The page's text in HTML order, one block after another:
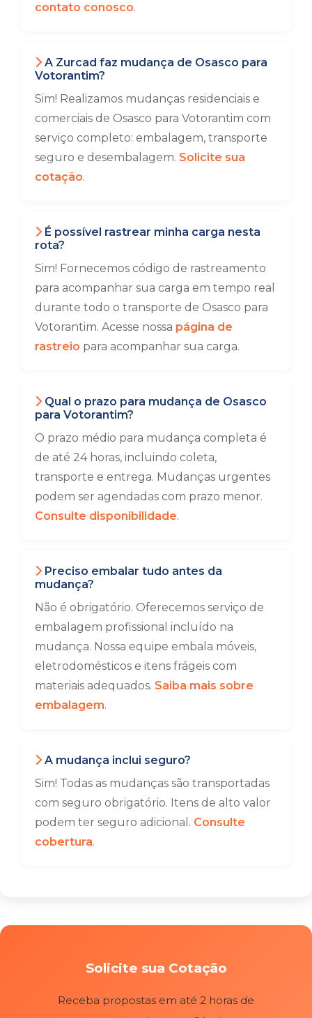
contato conosco.
A Zurcad faz mudança de Osasco para
Votorantim?
Sim! Realizamos mudanças residenciais e
comerciais de Osasco para Votorantim com
serviço completo: embalagem, transporte
seguro e desembalagem. Solicite sua
cotação.
É possível rastrear minha carga nesta
rota?
Sim! Fornecemos código de rastreamento
para acompanhar sua carga em tempo real
durante todo o transporte de Osasco para
Votorantim. Acesse nossa página de
rastreio para acompanhar sua carga.
Qual o prazo para mudança de Osasco
para Votorantim?
O prazo médio para mudança completa é
de até 24 horas, incluindo coleta,
transporte e entrega. Mudanças urgentes
podem ser agendadas com prazo menor.
Consulte disponibilidade.
Preciso embalar tudo antes da
mudança?
Não é obrigatório. Oferecemos serviço de
embalagem profissional incluído na
mudança. Nossa equipe embala móveis,
eletrodomésticos e itens frágeis com
materiais adequados. Saiba mais sobre
embalagem.
A mudança inclui seguro?
Sim! Todas as mudanças são transportadas
com seguro obrigatório. Itens de alto valor
podem ter seguro adicional. Consulte
cobertura.
Solicite sua Cotação
Receba propostas em até 2 horas de